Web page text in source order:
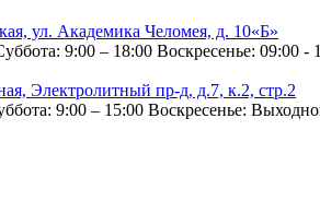
ул. Академика Челомея, д. 10«Б»
9:00 – 18:00 Воскресенье: 09:00 -
Электролитный пр-д, д.7, к.2, стр.2
9:00 – 15:00 Воскресенье: